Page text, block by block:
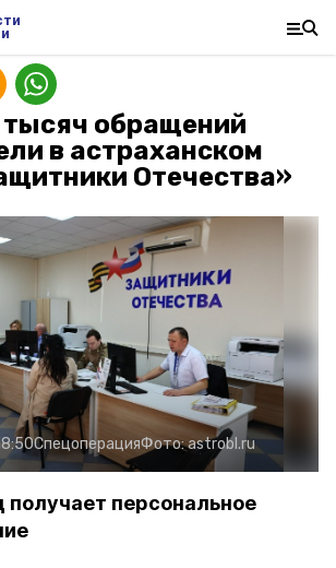
обращений
в астраханском
Отечества»
СпецоперацияФото:astrobl.ru
персональное